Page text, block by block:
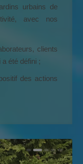
urbains de
avec nos
clients
été défini ;
des actions